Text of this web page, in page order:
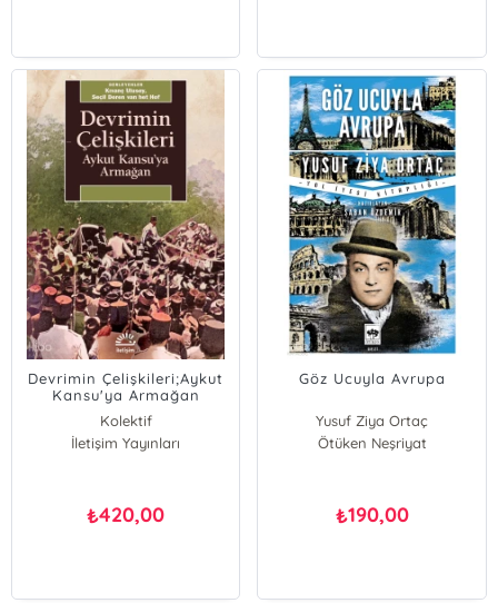
Devrimin Çelişkileri;Aykut
Kansu'ya Armağan
Kolektif
İletişim Yayınları
₺420,00
Göz Ucuyla Avrupa
Yusuf Ziya Ortaç
Ötüken Neşriyat
₺190,00